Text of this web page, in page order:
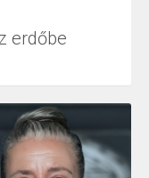
erdőbe